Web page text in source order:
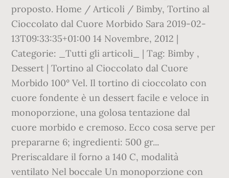
proposto. Home / Articoli / Bimby, Tortino al
Cioccolato dal Cuore Morbido Sara 2019-02-
13T09:33:35+01:00 14 Novembre, 2012 |
Categorie: _Tutti gli articoli_ | Tag: Bimby ,
Dessert | Tortino al Cioccolato dal Cuore
Morbido 100° Vel. Il tortino di cioccolato con
cuore fondente è un dessert facile e veloce in
monoporzione, una golosa tentazione dal
cuore morbido e cremoso. Ecco cosa serve per
prepararne 6; ingredienti: 500 gr...
Preriscaldare il forno a 140 C, modalità
ventilato Nel boccale Un monoporzione con